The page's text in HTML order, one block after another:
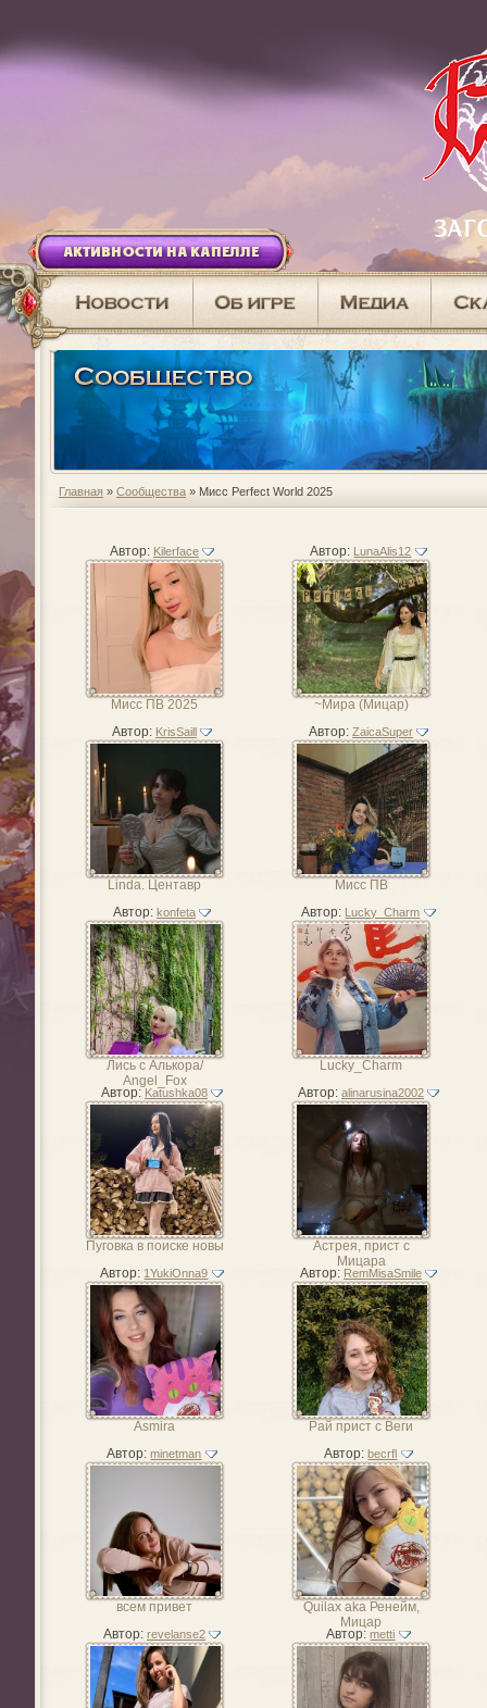
АКТИВНОСТИ НА КАПЕЛЛЕ
Главная » Сообщества » Мисс Perfect World 2025
Автор: Kilerface
Мисс ПВ 2025
Автор: LunaAlis12
~Мира (Мицар)
Автор: KrisSaill
Linda. Центавр
Автор: ZaicaSuper
Мисс ПВ
Автор: konfeta
Лись с Алькора/
Angel_Fox
Автор: Lucky_Charm
Lucky_Charm
Автор: Katushka08
Пуговка в поиске новы
Автор: alinarusina2002
Астрeя, прист с
Мицара
Автор: 1YukiOnna9
Asmira
Автор: RemMisaSmile
Рай прист с Веги
Автор:minetman
всем привет
Автор:becrfl
Quilax aka Ренейм,
Мицар
Автор: revelanse2 Автор:metti